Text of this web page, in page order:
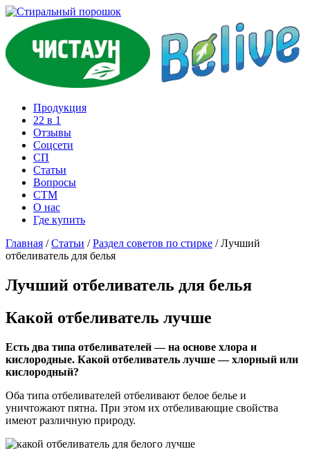
Продукция
22 в 1
Отзывы
Соцcети
СП
Статьи
Вопросы
СТМ
О нас
Где купить
Главная /Статьи /Раздел советов по стирке /Лучший
отбеливатель для белья
Лучший отбеливатель для белья
Какой отбеливатель лучше
Есть два типа отбеливателей — на основе хлора и
кислородные. Какой отбеливатель лучше — хлорный или
кислородный?
Оба типа отбеливателей отбеливают белое белье и
уничтожают пятна. При этом их отбеливающие свойства
имеют различную природу.